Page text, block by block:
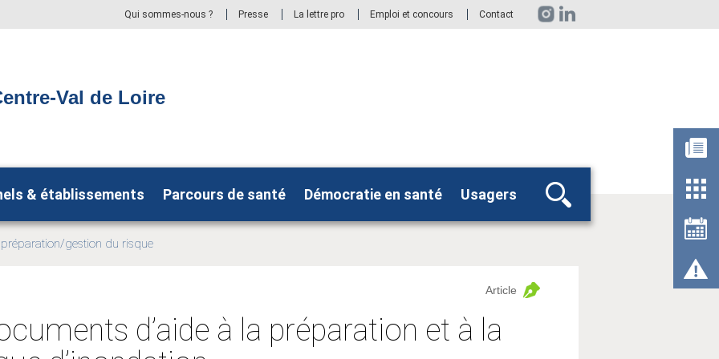
Qui sommes-nous ? Presse La lettre pro Emploi et concours Contact
Val de Loire
& établissements Parcours de santé Démocratie en santé Usagers
Rechercher
gestion du risque
d’aide à la préparation et à la
Article